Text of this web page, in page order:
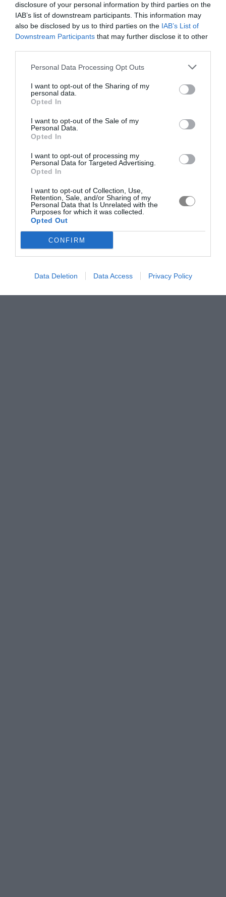
disclosure of your personal information by third parties on the
IAB’s list of downstream participants. This information may
also be disclosed by us to third parties on the IAB’s List of
Downstream Participants that may further disclose it to other
Personal Data Processing Opt Outs
I want to opt-out of the Sharing of my
personal data.
Opted In
I want to opt-out of the Sale of my
Personal Data.
Opted In
I want to opt-out of processing my
Personal Data for Targeted Advertising.
Opted In
I want to opt-out of Collection, Use,
Retention, Sale, and/or Sharing of my
Personal Data that Is Unrelated with the
Purposes for which it was collected.
Opted Out
CONFIRM
Data Deletion Data Access Privacy Policy